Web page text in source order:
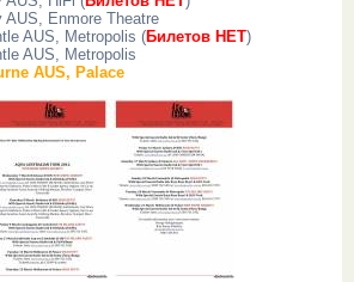
AUS, Enmore Theatre
AUS, Metropolis (Билетов НЕТ)
AUS, Metropolis
AUS, Palace